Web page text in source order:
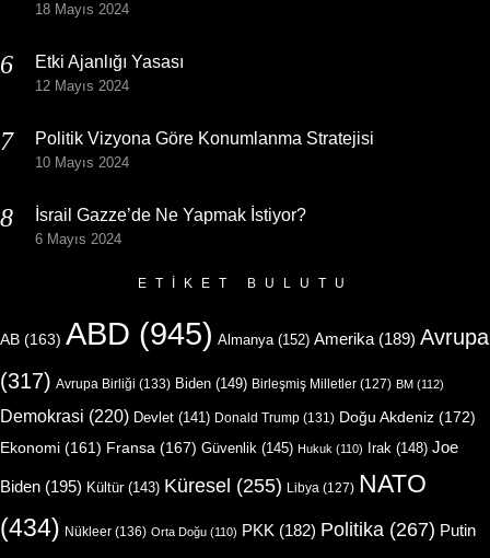
18 Mayıs 2024
Etki Ajanlığı Yasası
12 Mayıs 2024
Politik Vizyona Göre Konumlanma Stratejisi
10 Mayıs 2024
İsrail Gazze’de Ne Yapmak İstiyor?
6 Mayıs 2024
ETIKET BULUTU
AB (163) ABD (945) Almanya(152) Amerika (189) Avrupa
(317) Avrupa Birliği (133) Biden (149) Birleşmiş Milletler (127) BM (112)
Demokrasi (220) Devlet (141) Donald Trump (131) Doğu Akdeniz (172)
Ekonomi (161) Fransa (167) Güvenlik (145) Hukuk (110) Irak (148) Joe
Biden (195) Kültür(143) Küresel (255) Libya (127) NATO
(434) Nükleer (136) Orta Doğu (110) PKK (182) Politika (267) Putin